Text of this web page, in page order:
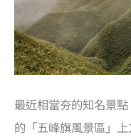
最近相當夯的知名景
的「五峰旗風景區」